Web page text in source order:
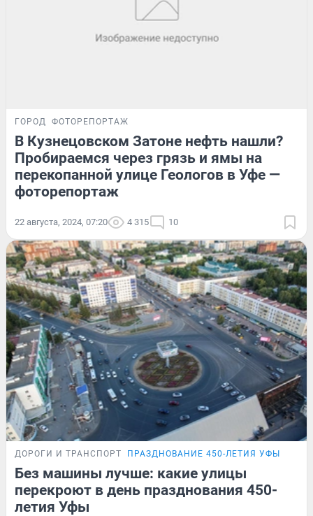
ГОРОД ФОТОРЕПОРТАЖ
В Кузнецовском Затоне нефть нашли?
Пробираемся через грязь и ямы на
перекопанной улице Геологов в Уфе —
фоторепортаж
22 августа, 2024, 07:20 4 315 10
ДОРОГИ И ТРАНСПОРТ ПРАЗДНОВАНИЕ 450-ЛЕТИЯ УФЫ
Без машины лучше: какие улицы
перекроют в день празднования 450-
летия Уфы